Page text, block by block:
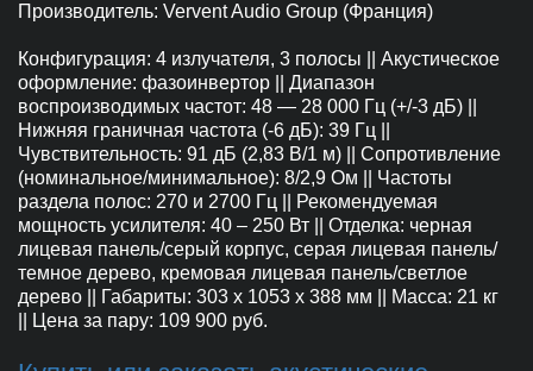
Производитель: Vervent Audio Group (Франция)
Конфигурация: 4 излучателя, 3 полосы || Акустическое
оформление: фазоинвертор || Диапазон
воспроизводимых частот: 48 — 28 000 Гц (+/-3 дБ) ||
Нижняя граничная частота (-6 дБ): 39 Гц ||
Чувствительность: 91 дБ (2,83 В/1 м) || Сопротивление
(номинальное/минимальное): 8/2,9 Ом || Частоты
раздела полос: 270 и 2700 Гц || Рекомендуемая
мощность усилителя: 40 – 250 Вт || Отделка: черная
лицевая панель/серый корпус, серая лицевая панель/
темное дерево, кремовая лицевая панель/светлое
дерево || Габариты: 303 х 1053 х 388 мм || Масса: 21 кг
|| Цена за пару: 109 900 руб.